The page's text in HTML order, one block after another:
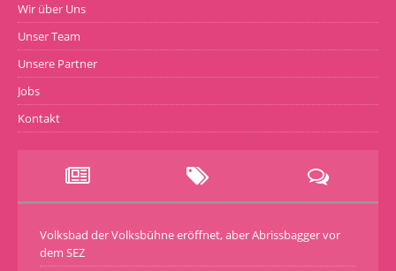
Wir über Uns
Unser Team
Unsere Partner
Jobs
Kontakt
Volksbad der Volksbühne eröffnet, aber Abrissbagger vor
dem SEZ